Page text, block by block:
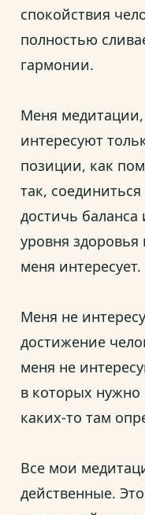
спокойствия
полностью
гармонии.
Меня медитации,
интересуют
позиции, как
так,
достичь баланса
уровня
меня интересует.
Меня не
достижение
меня не
в которых нужно
каких-то там
Все мои
действенные.